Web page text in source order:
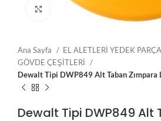
Click to enlarge
Ana Sayfa
EL ALETLERİ YEDEK
GÖVDE ÇEŞİTLERİ
Dewalt Tipi DWP849 Alt Taban Zımpara
Dewalt Tipi DWP849 Alt